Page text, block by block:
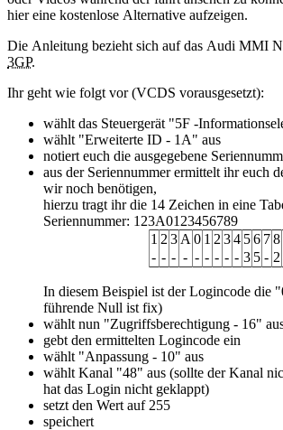
hier eine kostenlose Alternative aufzeigen.
Die Anleitung bezieht sich auf das Audi MMI
3GP.
Ihr geht wie folgt vor (VCDS vorausgesetzt):
wählt das Steuergerät "5F -
wählt "Erweiterte ID - 1A" aus
notiert euch die ausgegebene
aus der Seriennummer ermittelt ihr euch
wir noch benötigen,
hierzu tragt ihr die 14 Zeichen in eine
Seriennummer: 123A0123456789
1 2 3 A 0 1 2 3 4 5 6 7 8
- - - - - - - - - 3 5 - 2
In diesem Beispiel ist der Logincode die
führende Null ist fix)
wählt nun "Zugriffsberechtigung - 16"
gebt den ermittelten Logincode ein
wählt "Anpassung - 10" aus
wählt Kanal "48" aus (sollte der Kanal
hat das Login nicht geklappt)
setzt den Wert auf 255
speichert